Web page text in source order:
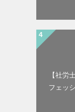
【社労
フェッ